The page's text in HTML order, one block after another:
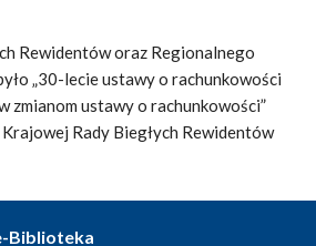
Rewidentów oraz Regionalnego
„30-lecie ustawy o rachunkowości
zmianom ustawy o rachunkowości”
Rady Biegłych Rewidentów
Biblioteka